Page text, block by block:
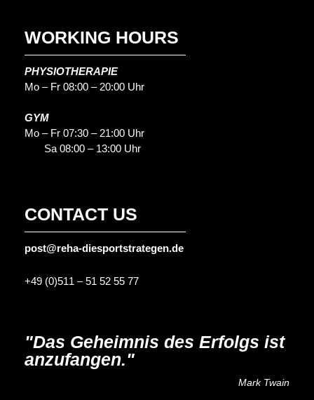
WORKING HOURS
PHYSIOTHERAPIE
Mo – Fr 08:00 – 20:00 Uhr
GYM
Mo – Fr 07:30 – 21:00 Uhr
Sa 08:00 – 13:00 Uhr
CONTACT US
post@reha-diesportstrategen.de
+49 (0)511 – 51 52 55 77
"Das Geheimnis des Erfolgs ist
anzufangen."
Mark Twain